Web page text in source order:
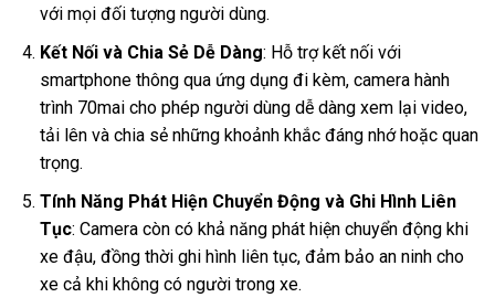
với mọi đối tượng người dùng.
Kết Nối và Chia Sẻ Dễ Dàng: Hỗ trợ kết nối với
smartphone thông qua ứng dụng đi kèm, camera hành
trình 70mai cho phép người dùng dễ dàng xem lại video,
tải lên và chia sẻ những khoảnh khắc đáng nhớ hoặc quan
trọng.
Tính Năng Phát Hiện Chuyển Động và Ghi Hình Liên
Tục: Camera còn có khả năng phát hiện chuyển động khi
xe đậu, đồng thời ghi hình liên tục, đảm bảo an ninh cho
xe cả khi không có người trong xe.